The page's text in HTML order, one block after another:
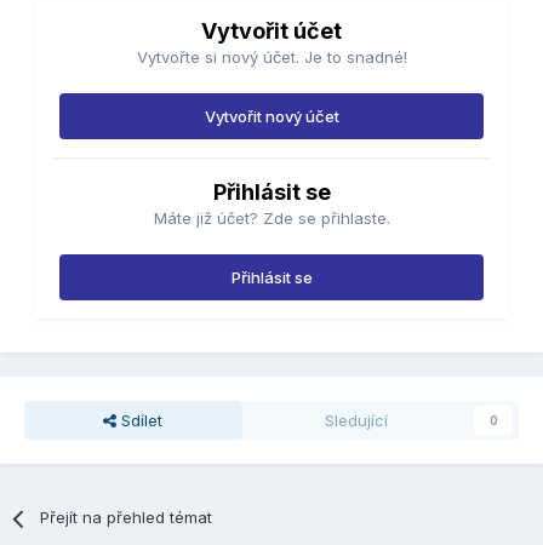
Vytvořit účet
Vytvořte si nový účet. Je to snadné!
Vytvořit nový účet
Přihlásit se
Máte již účet? Zde se přihlaste.
Přihlásit se
Sdílet Sledující 0
Přejít na přehled témat